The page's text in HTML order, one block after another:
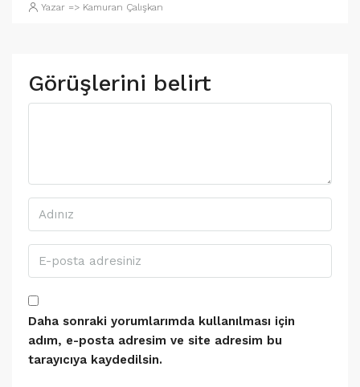
Yazar => Kamuran Çalışkan
Görüşlerini belirt
Daha sonraki yorumlarımda kullanılması için
adım, e-posta adresim ve site adresim bu
tarayıcıya kaydedilsin.